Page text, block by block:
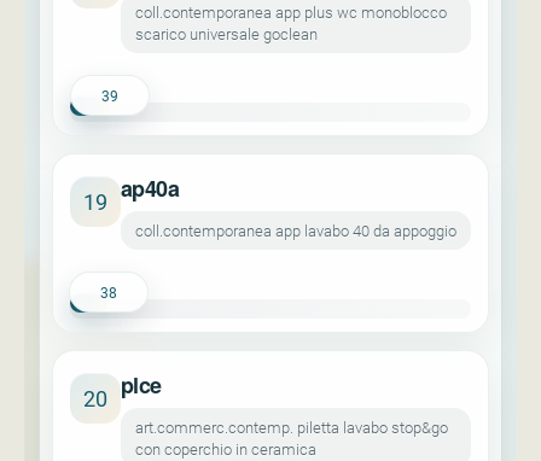
coll.contemporanea app plus wc monoblocco
scarico universale goclean
39
19 ap40a
coll.contemporanea app lavabo 40 da appoggio
38
20 plce
art.commerc.contemp. piletta lavabo stop&go
con coperchio in ceramica